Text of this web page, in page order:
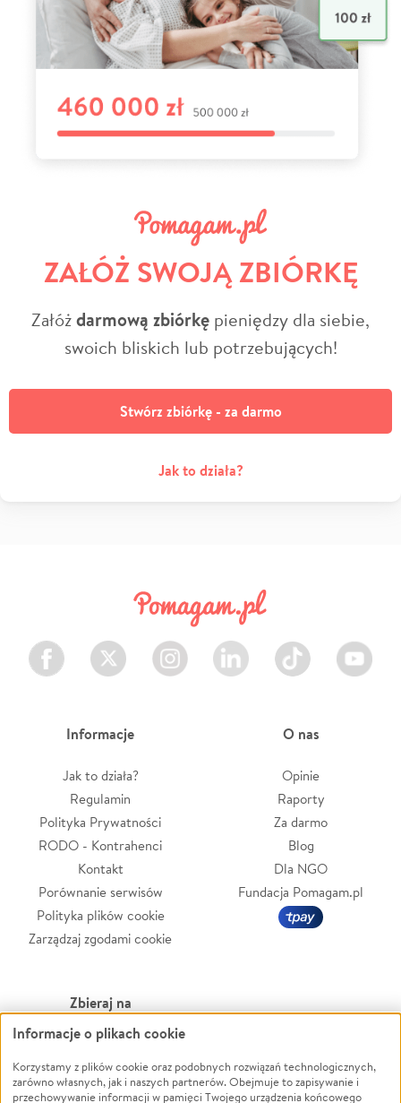
ZAŁÓŻ SWOJĄ ZBIÓRKĘ
Załóżdarmową zbiórkę pieniędzy dla siebie,
swoich bliskich lub potrzebujących!
Stwórz zbiórkę - za darmo
Jak to działa?
Facebook Twitter Instagram LinkedIn TikTok Youtube
Informacje
Jak to działa?
Regulamin
Polityka Prywatności
RODO - Kontrahenci
Kontakt
Porównanie serwisów
Polityka plików cookie
Zarządzaj zgodami cookie
O nas
Opinie
Raporty
Za darmo
Blog
Dla NGO
Fundacja Pomagam.pl
Zbieraj na
Leczenie
Zwierzęta
Pożar
Powódź
Wichura
Informacje o plikach cookie
Korzystamy z plików cookie oraz podobnych rozwiązań technologicznych,
zarówno własnych, jak i naszych partnerów. Obejmuje to zapisywanie i
przechowywanie informacji w pamięci Twojego urządzenia końcowego